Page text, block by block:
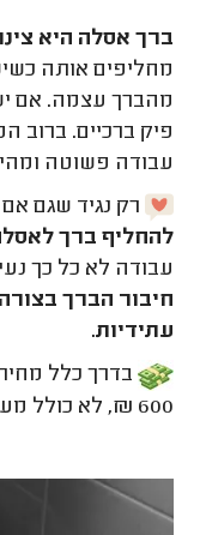
ברך אסלה היא
מחליפים אותה
מהברך עצמה. אם
פיק ברכיים.
עבודה פשוטה
רק נגיד שגם
להחליף ברך
עבודה לא כל כך
חיבור הברך
עתידיות.
600 ₪, לא כולל מע"מ.